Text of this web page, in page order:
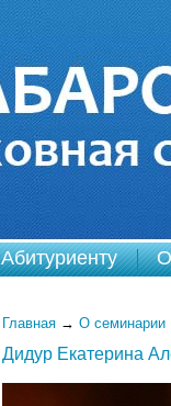
Абитуриенту
Главная → О семинарии
Дидур Екатерина